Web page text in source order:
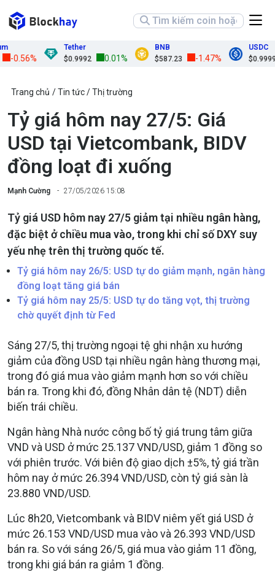
Tether
$0.9992
0.01%
BNB
$587.23
-1.47%
USDC
$0.9999
Trang chủ Tin tức Thị trường
Tỷ giá hôm nay 27/5: Giá
USD tại Vietcombank, BIDV
đồng loạt đi xuống
Mạnh Cường 27/05/2026 15:08
Tỷ giá USD hôm nay 27/5 giảm tại nhiều ngân hàng,
đặc biệt ở chiều mua vào, trong khi chỉ số DXY suy
yếu nhẹ trên thị trường quốc tế.
Tỷ giá hôm nay 26/5: USD tự do giảm mạnh, ngân hàng
đồng loạt tăng giá bán
Tỷ giá hôm nay 25/5: USD tự do tăng vọt, thị trường
chờ quyết định từ Fed
Sáng 27/5, thị trường ngoại tệ ghi nhận xu hướng
giảm của đồng USD tại nhiều ngân hàng thương mại,
trong đó giá mua vào giảm mạnh hơn so với chiều
bán ra. Trong khi đó, đồng Nhân dân tệ (NDT) diễn
biến trái chiều.
Ngân hàng Nhà nước công bố tỷ giá trung tâm giữa
VND và USD ở mức 25.137 VND/USD, giảm 1 đồng so
với phiên trước. Với biên độ giao dịch ±5%, tỷ giá trần
hôm nay ở mức 26.394 VND/USD, còn tỷ giá sàn là
23.880 VND/USD.
Lúc 8h20, Vietcombank và BIDV niêm yết giá USD ở
mức 26.153 VND/USD mua vào và 26.393 VND/USD
bán ra. So với sáng 26/5, giá mua vào giảm 11 đồng,
trong khi giá bán ra giảm 1 đồng.